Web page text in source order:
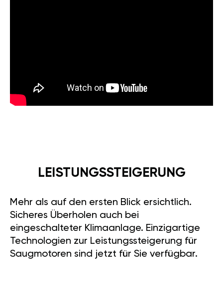
LEISTUNGSSTEIGERUNG
Mehr als auf den ersten Blick ersichtlich.
Sicheres Überholen auch bei
eingeschalteter Klimaanlage. Einzigartige
Technologien zur Leistungssteigerung für
Saugmotoren sind jetzt für Sie verfügbar.